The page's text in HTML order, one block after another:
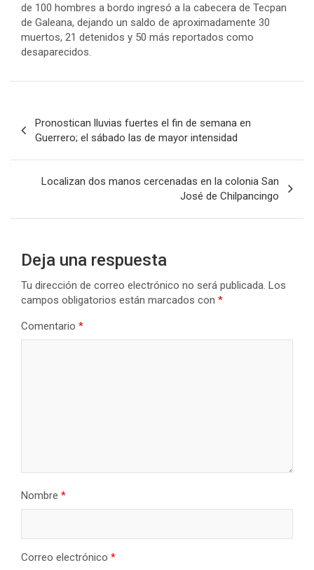
de 100 hombres a bordo ingresó a la cabecera de Tecpan
de Galeana, dejando un saldo de aproximadamente 30
muertos, 21 detenidos y 50 más reportados como
desaparecidos.
de
entradas
Pronostican lluvias fuertes el fin de semana en
Guerrero; el sábado las de mayor intensidad
Localizan dos manos cercenadas en la colonia San
José de Chilpancingo
Deja una respuesta
Tu dirección de correo electrónico no será publicada. Los
campos obligatorios están marcados con *
Comentario *
Nombre *
Correo electrónico *